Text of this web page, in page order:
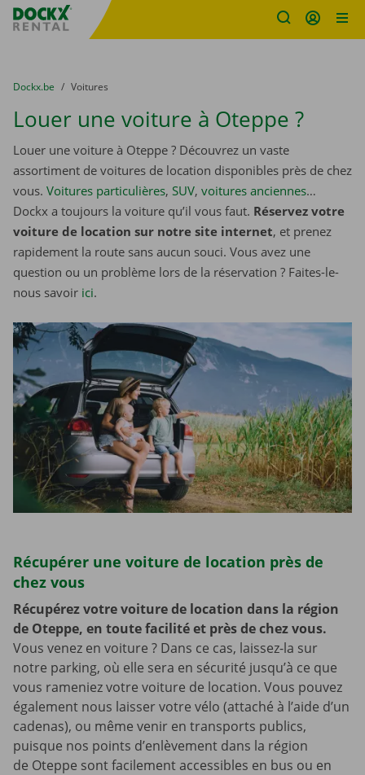
sitename
You are here:
du
Dockx.be to
Voitures
Louer une voiture à Oteppe ?
Louer une voiture à Oteppe ? Découvrez un vaste
assortiment de voitures de location disponibles près de chez
vous. Voitures particulières, SUV, voitures anciennes…
Dockx a toujours la voiture qu’il vous faut. Réservez votre
voiture de location sur notre site internet, et prenez
rapidement la route sans aucun souci. Vous avez une
question ou un problème lors de la réservation ? Faites-le-
nous savoir ici.
Récupérer une voiture de location près de
chez vous
Récupérez votre voiture de location dans la région
de Oteppe, en toute facilité et près de chez vous.
Vous venez en voiture ? Dans ce cas, laissez-la sur
notre parking, où elle sera en sécurité jusqu’à ce que
vous rameniez votre voiture de location. Vous pouvez
également nous laisser votre vélo (attaché à l’aide d’un
cadenas), ou même venir en transports publics,
puisque nos points d’enlèvement dans la région
de Oteppe sont facilement accessibles en bus ou en